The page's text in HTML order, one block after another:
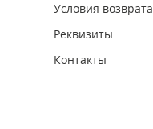
Условия возврата
Реквизиты
Контакты